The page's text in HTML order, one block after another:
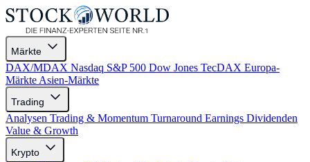
Märkte
DAX/MDAX Nasdaq S&P 500 Dow Jones TecDAX Europa-
Märkte Asien-Märkte
Trading
Analysen Trading & Momentum Turnaround Earnings Dividenden
Value & Growth
Krypto